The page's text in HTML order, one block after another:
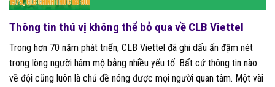
Thông tin thú vị không thể bỏ qua về CLB Viettel
Trong hơn 70 năm phát triển, CLB Viettel đã ghi dấu ấn đậm nét
trong lòng người hâm mộ bằng nhiều yếu tố. Bất cứ thông tin nào
về đội cũng luôn là chủ đề nóng được mọi người quan tâm. Một vài